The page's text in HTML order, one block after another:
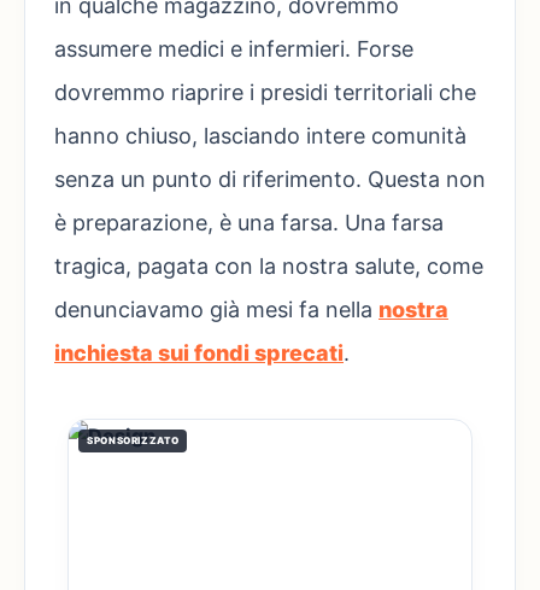
assumere medici e infermieri. Forse
dovremmo riaprire i presidi territoriali che
hanno chiuso, lasciando intere comunità
senza un punto di riferimento. Questa non
è preparazione, è una farsa. Una farsa
tragica, pagata con la nostra salute, come
denunciavamo già mesi fa nella nostra
inchiesta sui fondi sprecati.
SPONSORIZZATO